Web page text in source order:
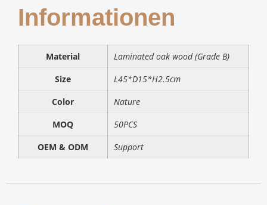
Informationen
Material
Laminated oak wood (Grade B)
Size
L45*D15*H2.5cm
Color
Nature
MOQ
50PCS
OEM & ODM
Support